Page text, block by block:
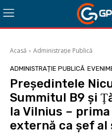
Acasă Administrație Publică
ADMINISTRAȚIE PUBLICĂ
Preşedintele
Summitul B9 şi
la Vilnius –
externă ca şef